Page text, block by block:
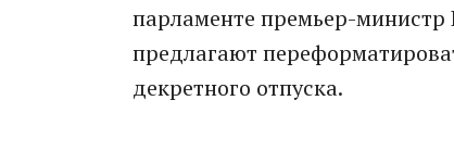
парламенте премьер-министр
предлагают
декретного отпуска.